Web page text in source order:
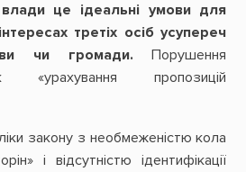
це ідеальні умови для
третіх осіб усупереч
чи громади. Порушення
«урахування пропозицій
закону з необмеженістю кола
і відсутністю ідентифікації